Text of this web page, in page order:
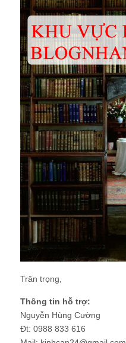
Trân trọng,
Thông tin hỗ trợ:
Nguyễn Hùng Cường
Đt: 0988 833 616